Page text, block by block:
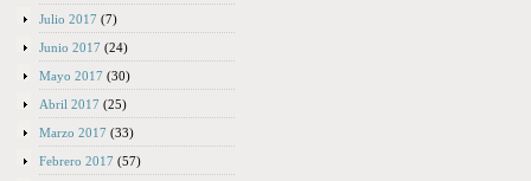
Julio 2017 (7)
Junio 2017 (24)
Mayo 2017 (30)
Abril 2017 (25)
Marzo 2017 (33)
Febrero 2017 (57)